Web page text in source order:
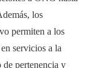
los
permiten a los
servicios a la
pertenencia y